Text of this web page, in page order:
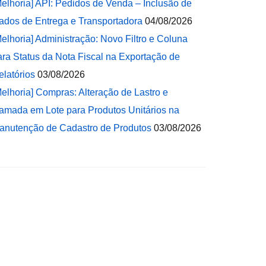
API: Pedidos de Venda – Inclusão de
de Entrega e Transportadora 04/08/2026
Administração: Novo Filtro e Coluna
Status da Nota Fiscal na Exportação de
03/08/2026
Compras: Alteração de Lastro e
em Lote para Produtos Unitários na
de Cadastro de Produtos 03/08/2026